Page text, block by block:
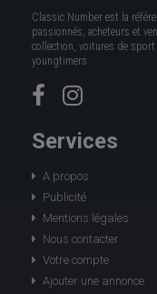
Classic Number est la
passionnés, acheteurs et
collection, voitures de
youngtimers.
Services
A propos
Publicité
Mentions légales
Nous contacter
Votre compte
Ajouter une annonce